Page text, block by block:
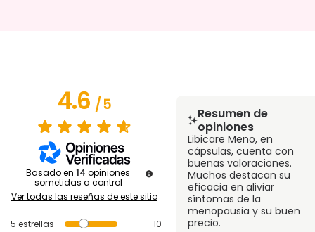
4.6/5
Basado en 14 opiniones
sometidas a control
Ver todas las reseñas de este sitio
5 estrellas
10
Resumen de
opiniones
Libicare Meno, en
cápsulas, cuenta con
buenas valoraciones.
Muchos destacan su
eficacia en aliviar
síntomas de la
menopausia y su buen
precio.